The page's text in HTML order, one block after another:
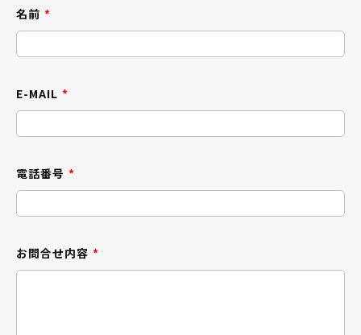
名前 *
E-MAIL *
電話番号 *
お問合せ内容 *